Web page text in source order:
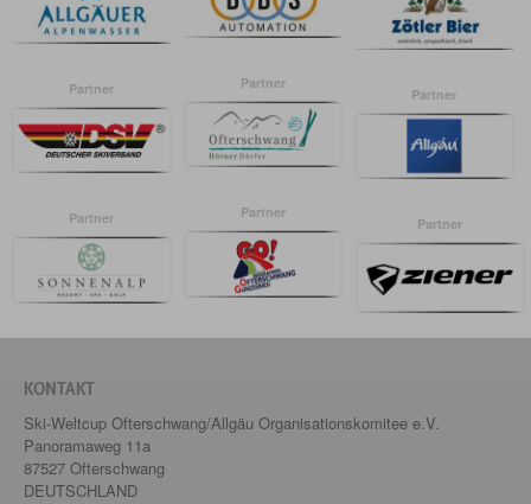
Partner Partner
Partner
Partner Partner
Partner
KONTAKT
Ski-Weltcup Ofterschwang/Allgäu Organisationskomitee e.V.
Panoramaweg 11a
87527 Ofterschwang
DEUTSCHLAND